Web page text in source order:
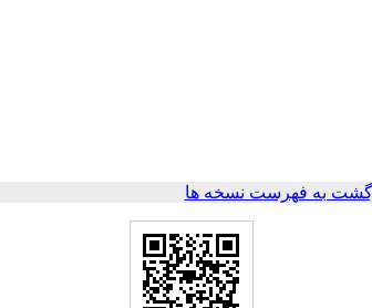
به فهرست نسخه ها